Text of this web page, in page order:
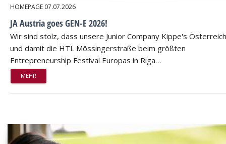
HOMEPAGE 07.07.2026
JA Austria goes GEN-E 2026!
Wir sind stolz, dass unsere Junior Company Kippe's Österreich
und damit die HTL Mössingerstraße beim größten
Entrepreneurship Festival Europas in Riga…
MEHR